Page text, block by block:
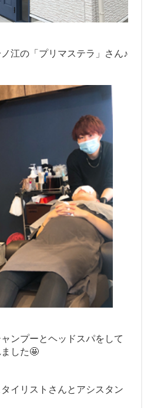
江の「プリマステラ」さん♪
ンプーとヘッドスパをして
した🤩
イリストさんとアシスタン